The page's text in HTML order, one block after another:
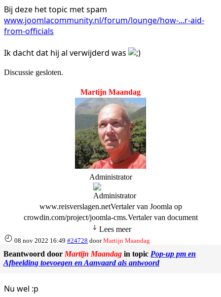
Bij deze het topic met spam
www.joomlacommunity.nl/forum/lounge/how-...r-aid-
from-officials
Ik dacht dat hij al verwijderd was
Discussie gesloten.
Martijn Maandag
Administrator
www.reisverslagen.netVertaler van Joomla op
crowdin.com/project/joomla-cms.Vertaler van document
Lees meer
08 nov 2022 16:49 #24728 doorMartijn Maandag
Beantwoord door Martijn Maandag in topic Pop-up pm en
Afbeelding toevoegen en Aanvaard als antwoord
Nu wel :p